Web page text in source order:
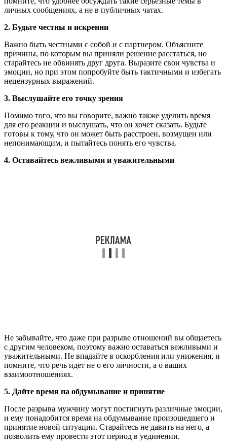
личных сообщениях, а не в публичных чатах.
2. Будьте честны и искренни
Важно быть честными с собой и с партнером. Объясните
причины, по которым вы приняли решение расстаться, но
старайтесь не обвинять друг друга. Выразите свои чувства и
эмоции, но при этом попробуйте быть тактичными и избегать
нецензурных выражений.
3. Выслушайте его точку зрения
Помимо того, что вы говорите, важно также уделить время
для его реакции и выслушать, что он хочет сказать. Будьте
готовы к тому, что он может быть расстроен, возмущен или
непонимающим, и пытайтесь понять его чувства.
4. Оставайтесь вежливыми и уважительными
Не забывайте, что даже при разрыве отношений вы общаетесь
с другим человеком, поэтому важно оставаться вежливыми и
уважительными. Не впадайте в оскорбления или унижения, и
помните, что речь идет не о его личности, а о ваших
взаимоотношениях.
5. Дайте время на обдумывание и принятие
После разрыва мужчину могут постигнуть различные эмоции,
и ему понадобится время на обдумывание произошедшего и
принятие новой ситуации. Старайтесь не давить на него, а
позволить ему провести этот период в уединении.